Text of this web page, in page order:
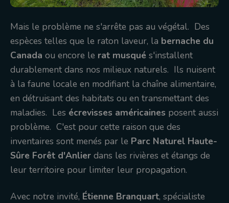
Mais le problème ne s'arrête pas au végétal. Des
espèces telles que le raton laveur, la bernache du
Canada ou encore le rat musqué s'installent
durablement dans nos milieux naturels. Ils nuisent
à la faune locale en modifiant la chaîne alimentaire,
en détruisant des habitats ou en transmettant des
maladies. Les écrevisses américaines posent aussi
problème. C'est pour cette raison que des
inventaires sont menés par le Parc Naturel Haute-
Sûre Forêt d'Anlier dans les rivières et étangs de
leur territoire pour limiter leur propagation.
Avec notre invité, Étienne Branquart, spécialiste